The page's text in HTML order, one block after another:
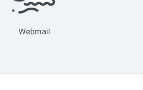
Webmail